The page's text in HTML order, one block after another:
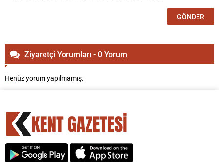
Ziyaretçi Yorumları - 0 Yorum
Henüz yorum yapılmamış.